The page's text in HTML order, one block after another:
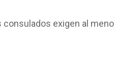
exigen al